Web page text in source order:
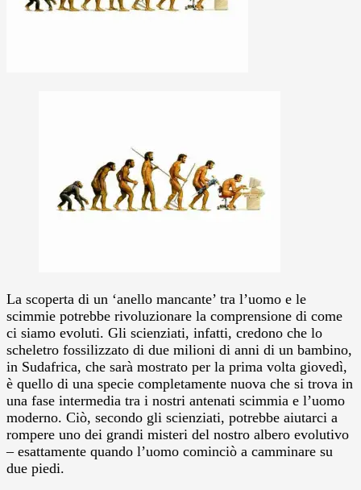
La scoperta di un ‘anello mancante’ tra l’uomo e le
scimmie potrebbe rivoluzionare la comprensione di come
ci siamo evoluti. Gli scienziati, infatti, credono che lo
scheletro fossilizzato di due milioni di anni di un bambino,
in Sudafrica, che sarà mostrato per la prima volta giovedì,
è quello di una specie completamente nuova che si trova in
una fase intermedia tra i nostri antenati scimmia e l’uomo
moderno. Ciò, secondo gli scienziati, potrebbe aiutarci a
rompere uno dei grandi misteri del nostro albero evolutivo
– esattamente quando l’uomo cominciò a camminare su
due piedi.